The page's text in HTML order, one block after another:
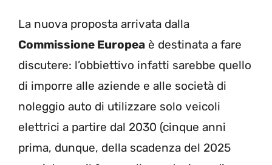
La nuova proposta arrivata dalla
Commissione Europea è destinata a fare
discutere: l’obbiettivo infatti sarebbe quello
di imporre alle aziende e alle società di
noleggio auto di utilizzare solo veicoli
elettrici a partire dal 2030 (cinque anni
prima, dunque, della scadenza del 2025